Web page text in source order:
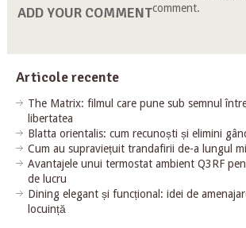
ADD YOUR COMMENTcomment.
Articole recente
The Matrix: filmul care pune sub semnul
libertatea
Blatta orientalis: cum recunoști și elimini
Cum au supraviețuit trandafirii de-a lungul
Avantajele unui termostat ambient Q3RF
de lucru
Dining elegant și funcțional: idei de
locuință